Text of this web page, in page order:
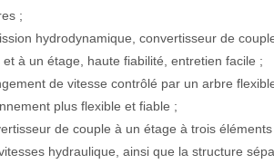
;
hydrodynamique, convertisseur de
et à un étage, haute fiabilité, entretien facile ;
de vitesse contrôlé par un arbre
plus flexible et fiable ;
de couple à un étage à trois
hydraulique, ainsi que la structure